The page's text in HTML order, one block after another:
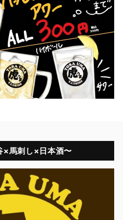
×馬刺し×日本酒〜